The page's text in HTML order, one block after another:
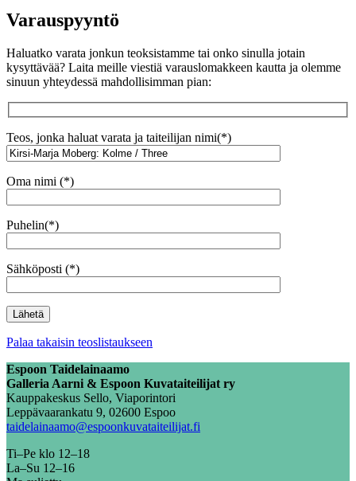
Varauspyyntö
Haluatko varata jonkun teoksistamme tai onko sinulla jotain
kysyttävää? Laita meille viestiä varauslomakkeen kautta ja olemme
sinuun yhteydessä mahdollisimman pian:
Teos, jonka haluat varata ja taiteilijan nimi(*)
Oma nimi (*)
Puhelin(*)
Sähköposti (*)
Palaa takaisin teoslistaukseen
Espoon Taidelainaamo
Galleria Aarni & Espoon Kuvataiteilijat ry
Kauppakeskus Sello, Viaporintori
Leppävaarankatu 9, 02600 Espoo
taidelainaamo@espoonkuvataiteilijat.fi
Ti–Pe klo 12–18
La–Su 12–16